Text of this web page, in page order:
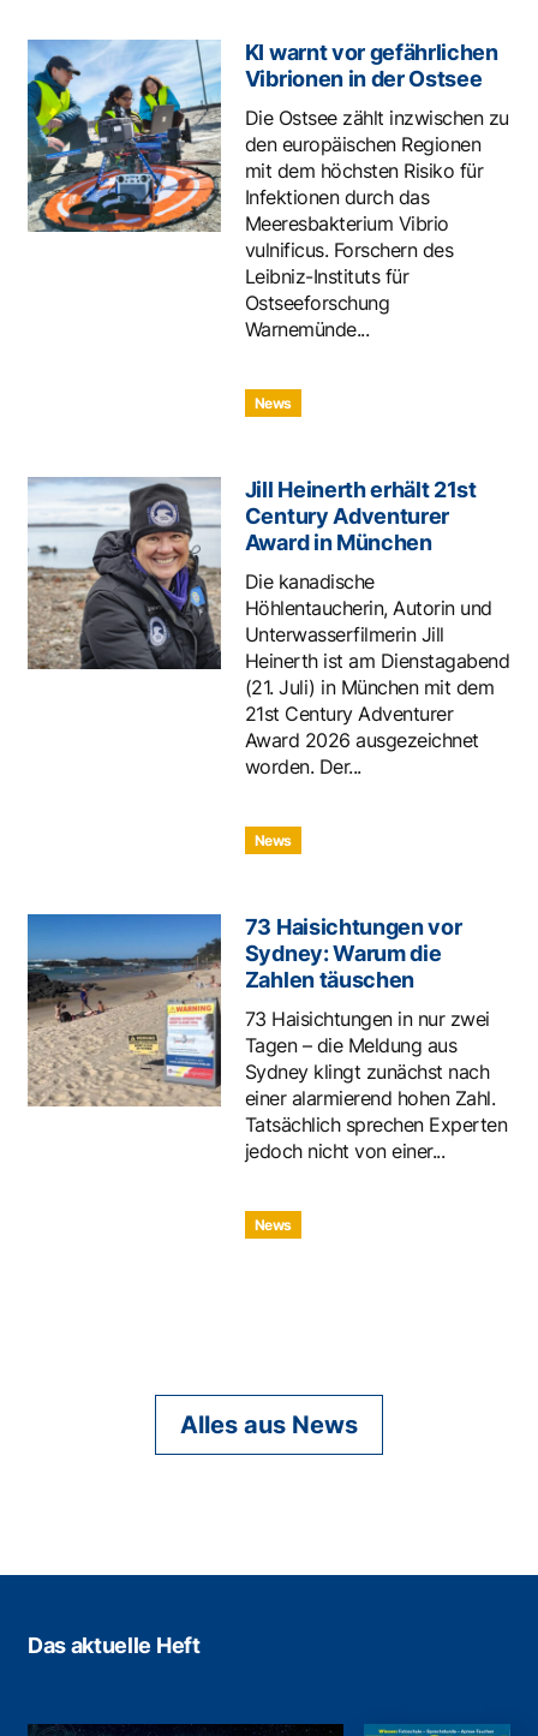
KI warnt vor gefährlichen
Vibrionen in der Ostsee
Die Ostsee zählt inzwischen zu
den europäischen Regionen
mit dem höchsten Risiko für
Infektionen durch das
Meeresbakterium Vibrio
vulnificus. Forschern des
Leibniz-Instituts für
Ostseeforschung
Warnemünde...
News
Jill Heinerth erhält 21st
Century Adventurer
Award in München
Die kanadische
Höhlentaucherin, Autorin und
Unterwasserfilmerin Jill
Heinerth ist am Dienstagabend
(21. Juli) in München mit dem
21st Century Adventurer
Award 2026 ausgezeichnet
worden. Der...
News
73 Haisichtungen vor
Sydney: Warum die
Zahlen täuschen
73 Haisichtungen in nur zwei
Tagen – die Meldung aus
Sydney klingt zunächst nach
einer alarmierend hohen Zahl.
Tatsächlich sprechen Experten
jedoch nicht von einer...
News
Alles aus News
Das aktuelle Heft